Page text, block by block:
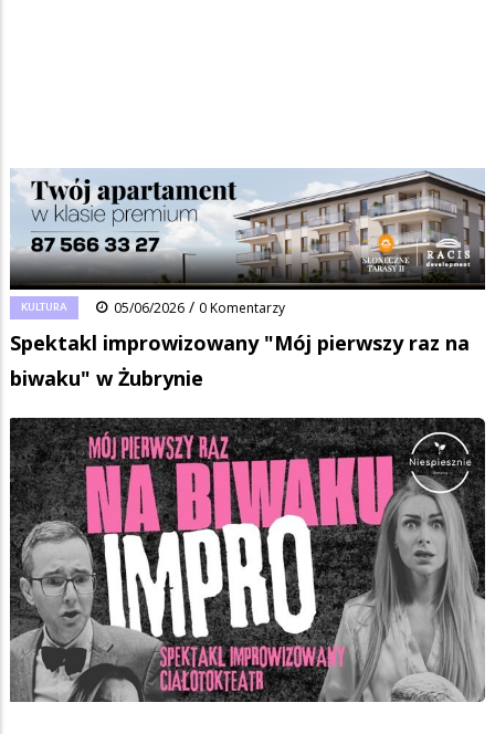
Ścieżka
nawigacyjna
Strona główna/Wiadomości/Kultura
Spektakl improwizowany "Mój pierwszy raz na biwaku" w Żubrynie
FacebookPinterestTumblr
0 Reddit Share
KULTURA 05/06/2026 / 0 Komentarzy
Spektakl improwizowany "Mój pierwszy raz na
biwaku" w Żubrynie